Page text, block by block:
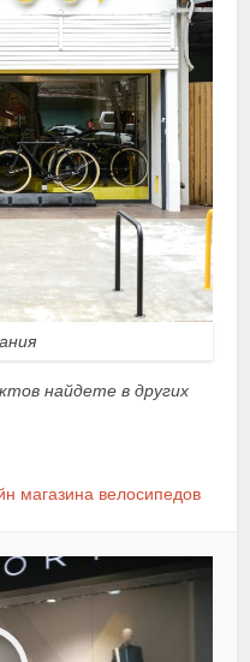
найдете в других
магазина велосипедов